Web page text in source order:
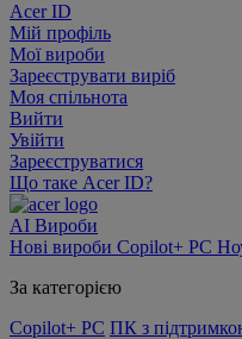
Acer ID
Мій профіль
Мої вироби
Зареєструвати виріб
Моя спільнота
Вийти
Увійти
Зареєструватися
Що таке Acer ID?
AI Вироби
Нові вироби Copilot+ PC
За категорією
Copilot+ PC ПК з